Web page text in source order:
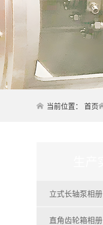
当前位置： 首页
立式长轴泵相册
直角齿轮箱相册